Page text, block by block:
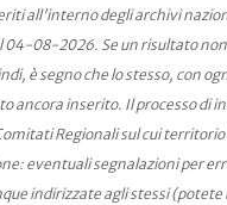
all'interno degli archivi
04-08-2026. Se un risultato
è segno che lo stesso, con
ancora inserito. Il processo di
Regionali sul cui
eventuali segnalazioni per
indirizzate agli stessi (potete